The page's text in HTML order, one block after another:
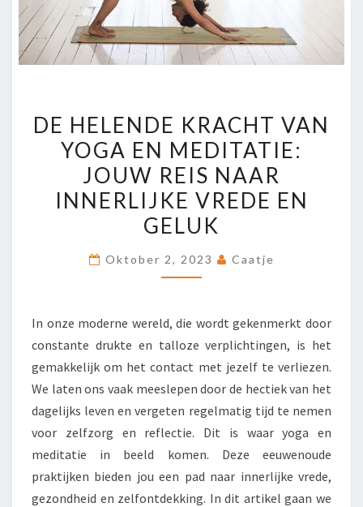
HELENDE
KRACHT
VAN
YOGA
EN
MEDITATIE:
JOUW
REIS
INNERLIJKE
VREDE
EN
GELUK
DE HELENDE KRACHT VAN
YOGA EN MEDITATIE:
JOUW REIS NAAR
INNERLIJKE VREDE EN
GELUK
Oktober 2, 2023 Caatje
In onze moderne wereld, die wordt gekenmerkt door
constante drukte en talloze verplichtingen, is het
gemakkelijk om het contact met jezelf te verliezen.
We laten ons vaak meeslepen door de hectiek van het
dagelijks leven en vergeten regelmatig tijd te nemen
voor zelfzorg en reflectie. Dit is waar yoga en
meditatie in beeld komen. Deze eeuwenoude
praktijken bieden jou een pad naar innerlijke vrede,
gezondheid en zelfontdekking. In dit artikel gaan we